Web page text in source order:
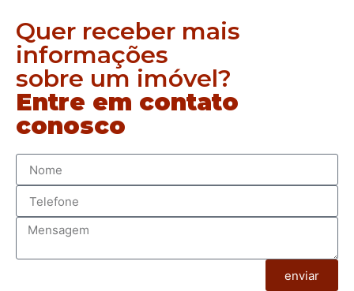
Quer receber mais
informações
sobre um imóvel?
Entre em contato
conosco
enviar